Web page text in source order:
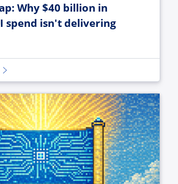
Why $40 billion in
spend isn't delivering
that didn’t happen